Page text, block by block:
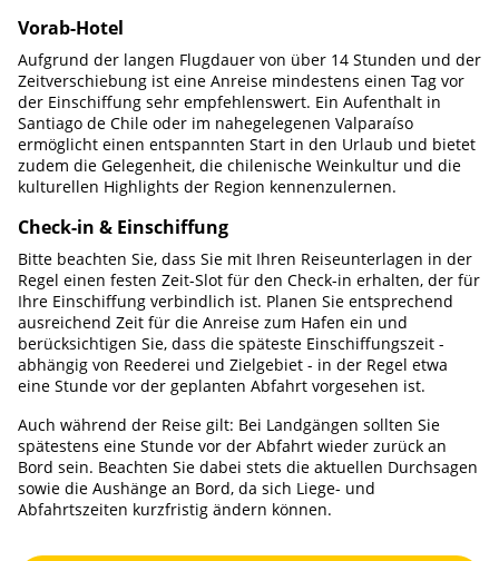
Vorab-Hotel
Aufgrund der langen Flugdauer von über 14 Stunden und der
Zeitverschiebung ist eine Anreise mindestens einen Tag vor
der Einschiffung sehr empfehlenswert. Ein Aufenthalt in
Santiago de Chile oder im nahegelegenen Valparaíso
ermöglicht einen entspannten Start in den Urlaub und bietet
zudem die Gelegenheit, die chilenische Weinkultur und die
kulturellen Highlights der Region kennenzulernen.
Check-in & Einschiffung
Bitte beachten Sie, dass Sie mit Ihren Reiseunterlagen in der
Regel einen festen Zeit-Slot für den Check-in erhalten, der für
Ihre Einschiffung verbindlich ist. Planen Sie entsprechend
ausreichend Zeit für die Anreise zum Hafen ein und
berücksichtigen Sie, dass die späteste Einschiffungszeit -
abhängig von Reederei und Zielgebiet - in der Regel etwa
eine Stunde vor der geplanten Abfahrt vorgesehen ist.
Auch während der Reise gilt: Bei Landgängen sollten Sie
spätestens eine Stunde vor der Abfahrt wieder zurück an
Bord sein. Beachten Sie dabei stets die aktuellen Durchsagen
sowie die Aushänge an Bord, da sich Liege- und
Abfahrtszeiten kurzfristig ändern können.